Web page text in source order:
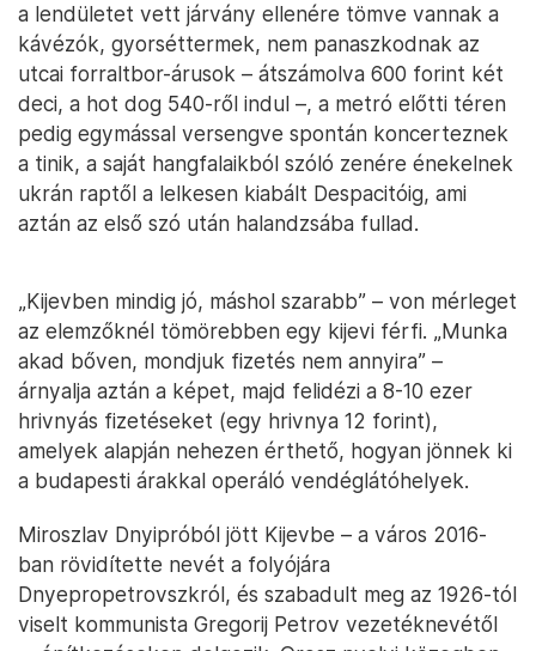
a lendületet vett járvány ellenére tömve vannak a
kávézók, gyorséttermek, nem panaszkodnak az
utcai forraltbor-árusok – átszámolva 600 forint két
deci, a hot dog 540-ről indul –, a metró előtti téren
pedig egymással versengve spontán koncerteznek
a tinik, a saját hangfalaikból szóló zenére énekelnek
ukrán raptől a lelkesen kiabált Despacitóig, ami
aztán az első szó után halandzsába fullad.
„Kijevben mindig jó, máshol szarabb” – von mérleget
az elemzőknél tömörebben egy kijevi férfi. „Munka
akad bőven, mondjuk fizetés nem annyira” –
árnyalja aztán a képet, majd felidézi a 8-10 ezer
hrivnyás fizetéseket (egy hrivnya 12 forint),
amelyek alapján nehezen érthető, hogyan jönnek ki
a budapesti árakkal operáló vendéglátóhelyek.
Miroszlav Dnyipróból jött Kijevbe – a város 2016-
ban rövidítette nevét a folyójára
Dnyepropetrovszkról, és szabadult meg az 1926-tól
viselt kommunista Gregorij Petrov vezetéknevétől